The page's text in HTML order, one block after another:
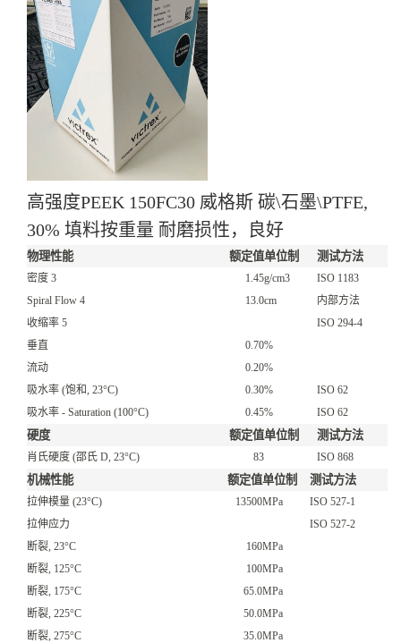
高强度PEEK 150FC30 威格斯 碳\石墨\PTFE,
30% 填料按重量 耐磨损性，良好
物理性能 额定值单位制 测试方法
密度 3 1.45g/cm3
ISO 1183
Spiral Flow 4 13.0cm
内部方法
收缩率 5
ISO 294-4
垂直
0.70%
流动
0.20%
吸水率 (饱和, 23°C) 0.30%
ISO 62
吸水率 - Saturation (100°C) 0.45% ISO 62
硬度 额定值单位制 测试方法
肖氏硬度 (邵氏 D, 23°C) 83 ISO 868
机械性能 额定值单位制 测试方法
拉伸模量 (23°C) 13500MPa
ISO 527-1
拉伸应力
ISO 527-2
断裂, 23°C
160MPa
断裂, 125°C
100MPa
断裂, 175°C
65.0MPa
断裂, 225°C
50.0MPa
断裂, 275°C
35.0MPa